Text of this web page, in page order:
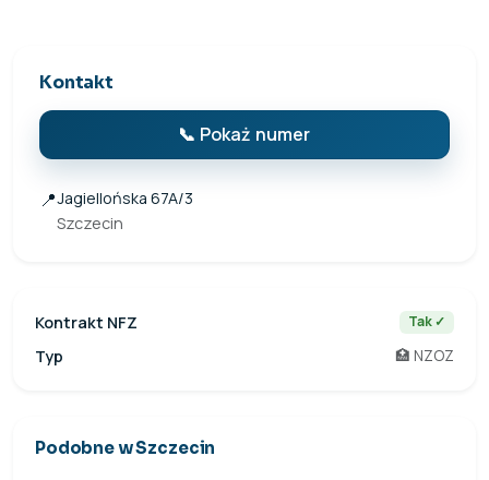
Kontakt
📞 Pokaż numer
📍Jagiellońska 67A/3
Szczecin
Kontrakt NFZ Tak ✓
Typ 🏥 NZOZ
Podobne w Szczecin